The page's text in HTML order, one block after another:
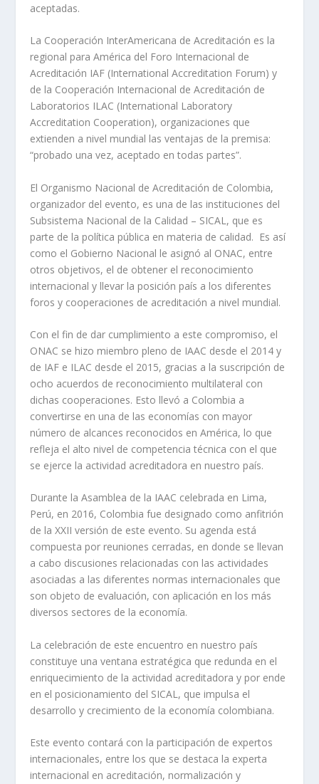
aceptadas.
La Cooperación InterAmericana de Acreditación es la
regional para América del Foro Internacional de
Acreditación IAF (International Accreditation Forum) y
de la Cooperación Internacional de Acreditación de
Laboratorios ILAC (International Laboratory
Accreditation Cooperation), organizaciones que
extienden a nivel mundial las ventajas de la premisa:
“probado una vez, aceptado en todas partes”.
El Organismo Nacional de Acreditación de Colombia,
organizador del evento, es una de las instituciones del
Subsistema Nacional de la Calidad – SICAL, que es
parte de la política pública en materia de calidad. Es así
como el Gobierno Nacional le asignó al ONAC, entre
otros objetivos, el de obtener el reconocimiento
internacional y llevar la posición país a los diferentes
foros y cooperaciones de acreditación a nivel mundial.
Con el fin de dar cumplimiento a este compromiso, el
ONAC se hizo miembro pleno de IAAC desde el 2014 y
de IAF e ILAC desde el 2015, gracias a la suscripción de
ocho acuerdos de reconocimiento multilateral con
dichas cooperaciones. Esto llevó a Colombia a
convertirse en una de las economías con mayor
número de alcances reconocidos en América, lo que
refleja el alto nivel de competencia técnica con el que
se ejerce la actividad acreditadora en nuestro país.
Durante la Asamblea de la IAAC celebrada en Lima,
Perú, en 2016, Colombia fue designado como anfitrión
de la XXII versión de este evento. Su agenda está
compuesta por reuniones cerradas, en donde se llevan
a cabo discusiones relacionadas con las actividades
asociadas a las diferentes normas internacionales que
son objeto de evaluación, con aplicación en los más
diversos sectores de la economía.
La celebración de este encuentro en nuestro país
constituye una ventana estratégica que redunda en el
enriquecimiento de la actividad acreditadora y por ende
en el posicionamiento del SICAL, que impulsa el
desarrollo y crecimiento de la economía colombiana.
Este evento contará con la participación de expertos
internacionales, entre los que se destaca la experta
internacional en acreditación, normalización y